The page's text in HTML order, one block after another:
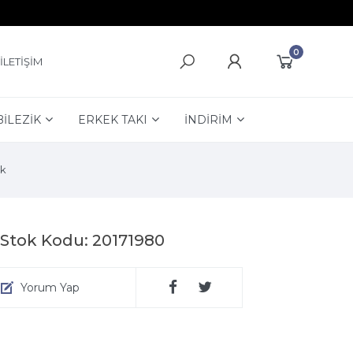
İLETİŞİM
0
ERKEK TAKI İNDİRİM
Kodu: 20171980
Yorum Yap